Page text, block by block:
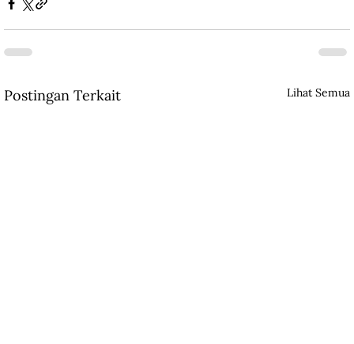
Postingan Terkait Lihat Semua